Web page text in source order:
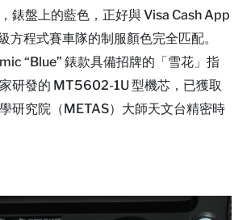
錶盤上的藍色，正好與 Visa Cash App
方程式賽車隊的制服顏色完全匹配。
“Blue” 錶款具備招牌的「雪花」指
研發的 MT5602-1U 型機芯，已獲取
研究院（METAS）大師天文台精密時